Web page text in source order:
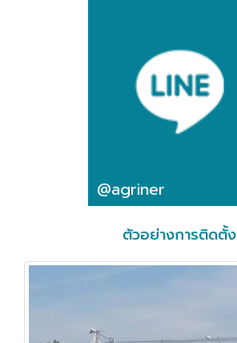
@agriner
ตัวอย่างการติดตั้ง